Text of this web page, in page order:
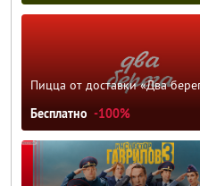
Пицца от доставки «Два
Бесплатно -100%